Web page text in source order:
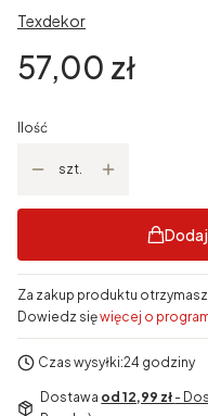
Texdekor
Cena
57,00 zł
Ilość
szt.
Za zakup produktu otrzymasz
Dowiedz sięwięcej o
Czas wysyłki:24 godziny
Dostawa od 12,99 zł -